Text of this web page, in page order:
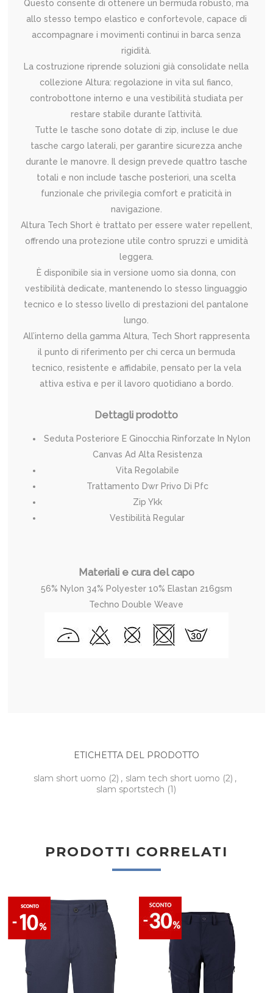
Questo consente di ottenere un bermuda robusto, ma
allo stesso tempo elastico e confortevole, capace di
accompagnare i movimenti continui in barca senza
rigidità.
La costruzione riprende soluzioni già consolidate nella
collezione Altura: regolazione in vita sul fianco,
controbottone interno e una vestibilità studiata per
restare stabile durante l’attività.
Tutte le tasche sono dotate di zip, incluse le due
tasche cargo laterali, per garantire sicurezza anche
durante le manovre. Il design prevede quattro tasche
totali e non include tasche posteriori, una scelta
funzionale che privilegia comfort e praticità in
navigazione.
Altura Tech Short è trattato per essere water repellent,
offrendo una protezione utile contro spruzzi e umidità
leggera.
È disponibile sia in versione uomo sia donna, con
vestibilità dedicate, mantenendo lo stesso linguaggio
tecnico e lo stesso livello di prestazioni del pantalone
lungo.
All’interno della gamma Altura, Tech Short rappresenta
il punto di riferimento per chi cerca un bermuda
tecnico, resistente e affidabile, pensato per la vela
attiva estiva e per il lavoro quotidiano a bordo.
Dettagli prodotto
Seduta Posteriore E Ginocchia Rinforzate In Nylon
Canvas Ad Alta Resistenza
Vita Regolabile
Trattamento Dwr Privo Di Pfc
Zip Ykk
Vestibilità Regular
Materiali e cura del capo
56% Nylon 34% Polyester 10% Elastan 216gsm
Techno Double Weave
ETICHETTA DEL PRODOTTO
slam short uomo (2) , slam tech short uomo (2) ,
slam sportstech (1)
PRODOTTI CORRELATI